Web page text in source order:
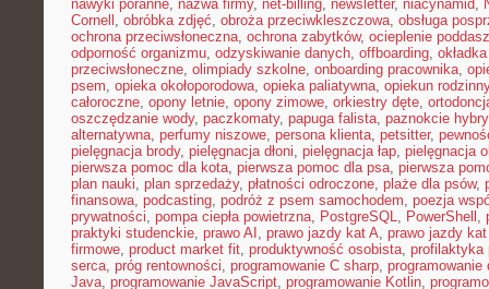
nawyki poranne, nazwa firmy, net-billing, newsletter, niacynamid,
Cornell , obróbka zdjęć, obroża przeciwkleszczowa, obsługa
ochrona przeciwsłoneczna, ochrona zabytków, ocieplenie
odporność organizmu, odzyskiwanie danych, offboarding,
przeciwsłoneczne, olimpiady szkolne, onboarding pracownika,
psem, opieka okołoporodowa, opieka paliatywna, opiekun rodzinny
całoroczne, opony letnie, opony zimowe, orkiestry dęte,
oszczędzanie wody, paczkomaty, papuga falista, paznokcie
alternatywna, perfumy niszowe, persona klienta, petsitter,
pielęgnacja brody, pielęgnacja dłoni, pielęgnacja łap, pielęgnacja
pierwsza pomoc dla kota, pierwsza pomoc dla psa, pierwsza
plan nauki, plan sprzedaży, płatności odroczone, plaże dla psów,
finansowa, podcasting, podróż z psem samochodem, poezja
prywatności, pompa ciepła powietrzna, PostgreSQL, PowerShell ,
praktyki studenckie, prawo AI , prawo jazdy kat A, prawo jazdy
firmowe, product market fit, produktywność osobista, profilaktyka
serca, próg rentowności, programowanie C sharp, programowanie
Java, programowanie JavaScript, programowanie Kotlin,